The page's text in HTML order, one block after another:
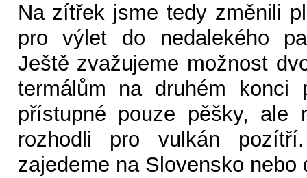
Na zítřek jsme tedy změnili
pro výlet do nedalekého
Ještě zvažujeme možnost
termálům na druhém konci
přístupné pouze pěšky, ale
rozhodli pro vulkán
zajedeme na Slovensko nebo